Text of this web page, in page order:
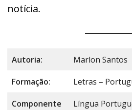
notícia.
Autoria: Marlon Santos
Formação: Letras –
Componente
Língua